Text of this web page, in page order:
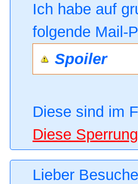
Ich habe auf
folgende Mail-
Spoiler
Diese sind im
Diese
Lieber